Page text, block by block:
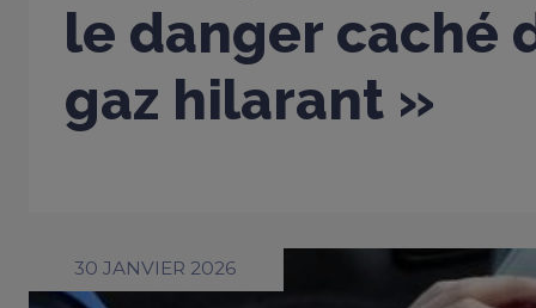
le danger caché
gaz hilarant »
30 JANVIER 2026